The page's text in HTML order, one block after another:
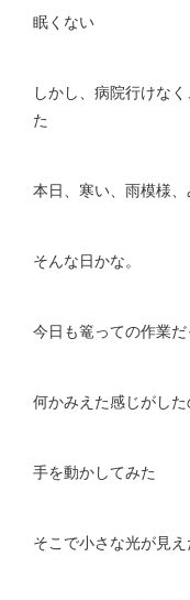
眠くない
しかし、病院行けな
た
本日、寒い、雨模様
そんな日かな。
今日も篭っての作業
何かみえた感じがし
手を動かしてみた
そこで小さな光が見